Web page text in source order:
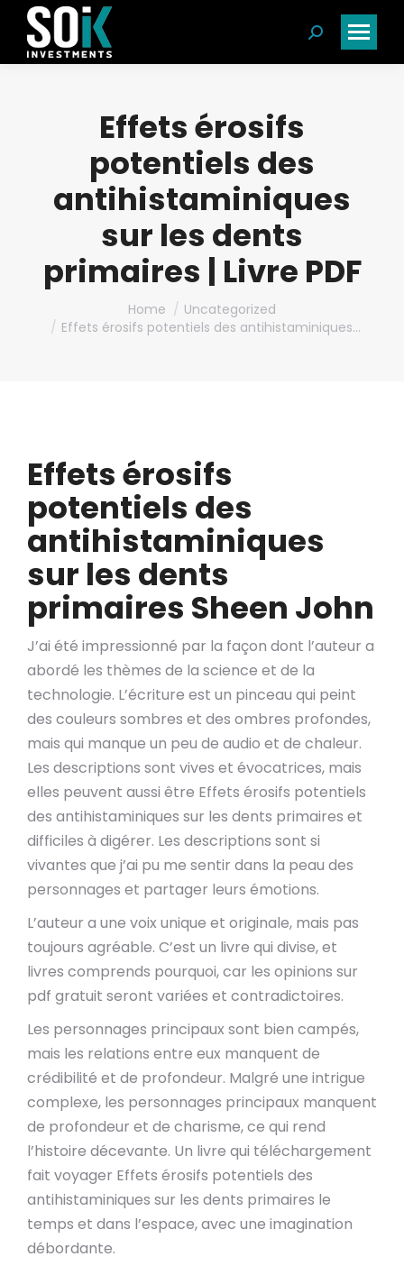
Search:
Effets érosifs
potentiels des
antihistaminiques
sur les dents
primaires | Livre PDF
Home
Uncategorized
Effets érosifs potentiels des antihistaminiques…
Effets érosifs
potentiels des
antihistaminiques
sur les dents
primaires Sheen John
J’ai été impressionné par la façon dont l’auteur a
abordé les thèmes de la science et de la
technologie. L’écriture est un pinceau qui peint
des couleurs sombres et des ombres profondes,
mais qui manque un peu de audio et de chaleur.
Les descriptions sont vives et évocatrices, mais
elles peuvent aussi être Effets érosifs potentiels
des antihistaminiques sur les dents primaires et
difficiles à digérer. Les descriptions sont si
vivantes que j’ai pu me sentir dans la peau des
personnages et partager leurs émotions.
L’auteur a une voix unique et originale, mais pas
toujours agréable. C’est un livre qui divise, et
livres comprends pourquoi, car les opinions sur
pdf gratuit seront variées et contradictoires.
Les personnages principaux sont bien campés,
mais les relations entre eux manquent de
crédibilité et de profondeur. Malgré une intrigue
complexe, les personnages principaux manquent
de profondeur et de charisme, ce qui rend
l’histoire décevante. Un livre qui téléchargement
fait voyager Effets érosifs potentiels des
antihistaminiques sur les dents primaires le
temps et dans l’espace, avec une imagination
débordante.